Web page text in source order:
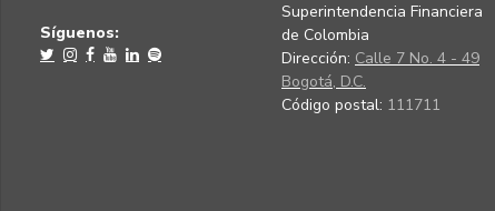
Síguenos:
Superintendencia Financiera
de Colombia
Dirección: Calle 7 No. 4 - 49
Bogotá, D.C.
Código postal: 111711